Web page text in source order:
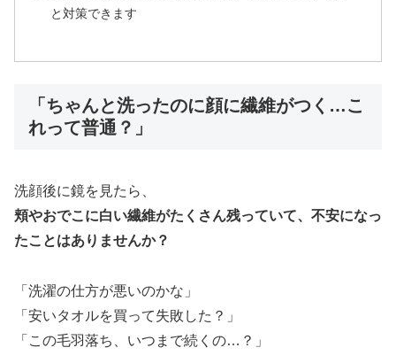
と対策できます
「ちゃんと洗ったのに顔に繊維がつく…こ
れって普通？」
洗顔後に鏡を見たら、
頬やおでこに白い繊維がたくさん残っていて、不安になっ
たことはありませんか？
「洗濯の仕方が悪いのかな」
「安いタオルを買って失敗した？」
「この毛羽落ち、いつまで続くの…？」